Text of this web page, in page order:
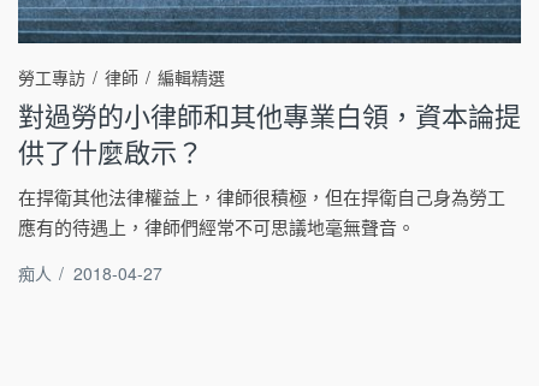
勞工專訪 律師 編輯精選
對過勞的小律師和其他專業白領，資本論提
供了什麼啟示？
在捍衛其他法律權益上，律師很積極，但在捍衛自己身為勞工
應有的待遇上，律師們經常不可思議地毫無聲音。
痴人 / 2018-04-27